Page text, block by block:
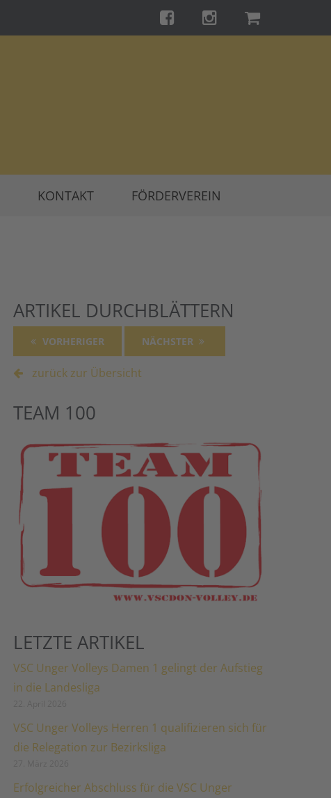
KONTAKT FÖRDERVEREIN
ARTIKEL DURCHBLÄTTERN
VORHERIGER NÄCHSTER
zurück zur Übersicht
TEAM 100
LETZTE ARTIKEL
VSC Unger Volleys Damen 1 gelingt der Aufstieg
in die Landesliga
VSC Unger Volleys Herren 1 qualifizieren sich für
die Relegation zur Bezirksliga
Erfolgreicher Abschluss für die VSC Unger